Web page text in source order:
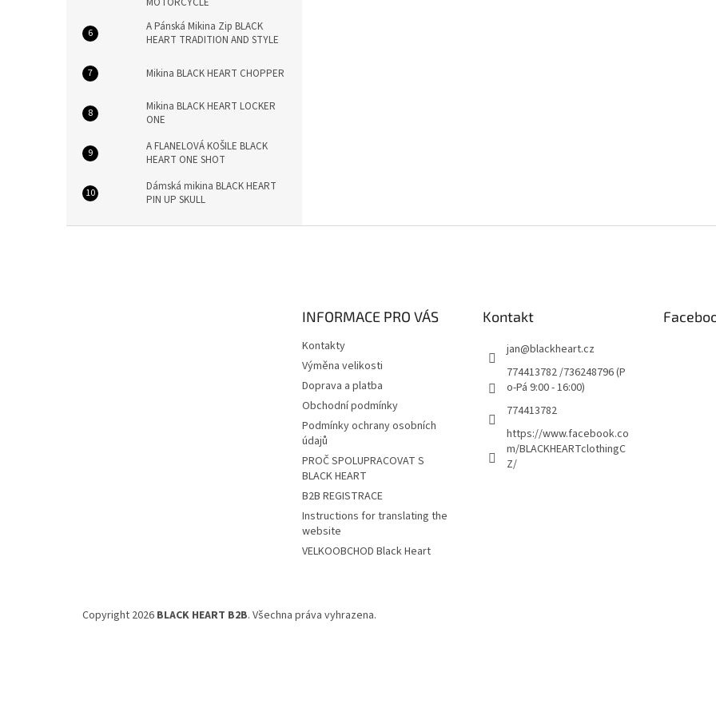
A Pánská Mikina Zip BLACK
HEART TRADITION AND STYLE
Mikina BLACK HEART CHOPPER
Mikina BLACK HEART LOCKER
ONE
A FLANELOVÁ KOŠILE BLACK
HEART ONE SHOT
Dámská mikina BLACK HEART
PIN UP SKULL
INFORMACE PRO VÁS
Kontakty
Výměna velikosti
Doprava a platba
Obchodní podmínky
Podmínky ochrany osobních
údajů
PROČ SPOLUPRACOVAT S
BLACK HEART
B2B REGISTRACE
Instructions for translating the
website
VELKOOBCHOD Black Heart
Kontakt
jan@blackheart.cz
774413782 /736248796 (P
o-Pá 9:00 - 16:00)
774413782
https://www.facebook.co
m/BLACKHEARTclothingC
Z/
Copyright 2026 BLACK HEART B2B. Všechna práva vyhrazena.